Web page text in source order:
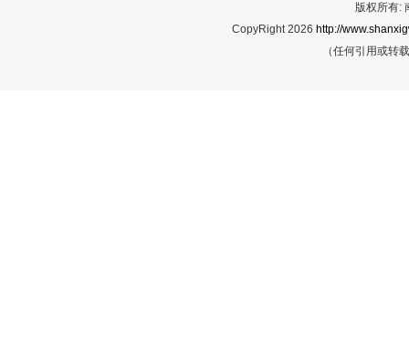
版权所有:
CopyRight 2026 http://
（任何引用或转